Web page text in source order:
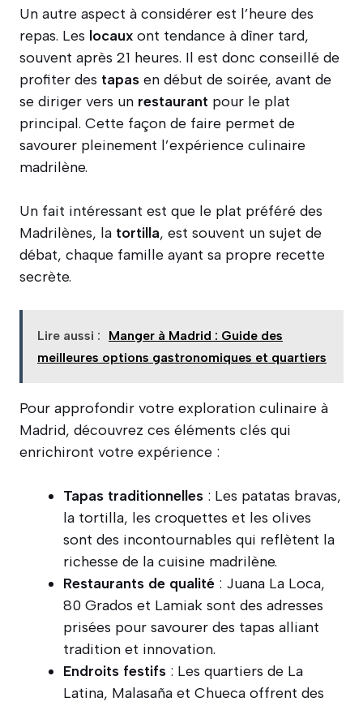
Un autre aspect à considérer est l’heure des
repas. Les locaux ont tendance à dîner tard,
souvent après 21 heures. Il est donc conseillé de
profiter des tapas en début de soirée, avant de
se diriger vers un restaurant pour le plat
principal. Cette façon de faire permet de
savourer pleinement l’expérience culinaire
madrilène.
Un fait intéressant est que le plat préféré des
Madrilènes, la tortilla, est souvent un sujet de
débat, chaque famille ayant sa propre recette
secrète.
Lire aussi :
Manger à Madrid : Guide des
meilleures options gastronomiques et quartiers
Pour approfondir votre exploration culinaire à
Madrid, découvrez ces éléments clés qui
enrichiront votre expérience :
Tapas traditionnelles : Les patatas bravas,
la tortilla, les croquettes et les olives
sont des incontournables qui reflètent la
richesse de la cuisine madrilène.
Restaurants de qualité : Juana La Loca,
80 Grados et Lamiak sont des adresses
prisées pour savourer des tapas alliant
tradition et innovation.
Endroits festifs : Les quartiers de La
Latina, Malasaña et Chueca offrent des